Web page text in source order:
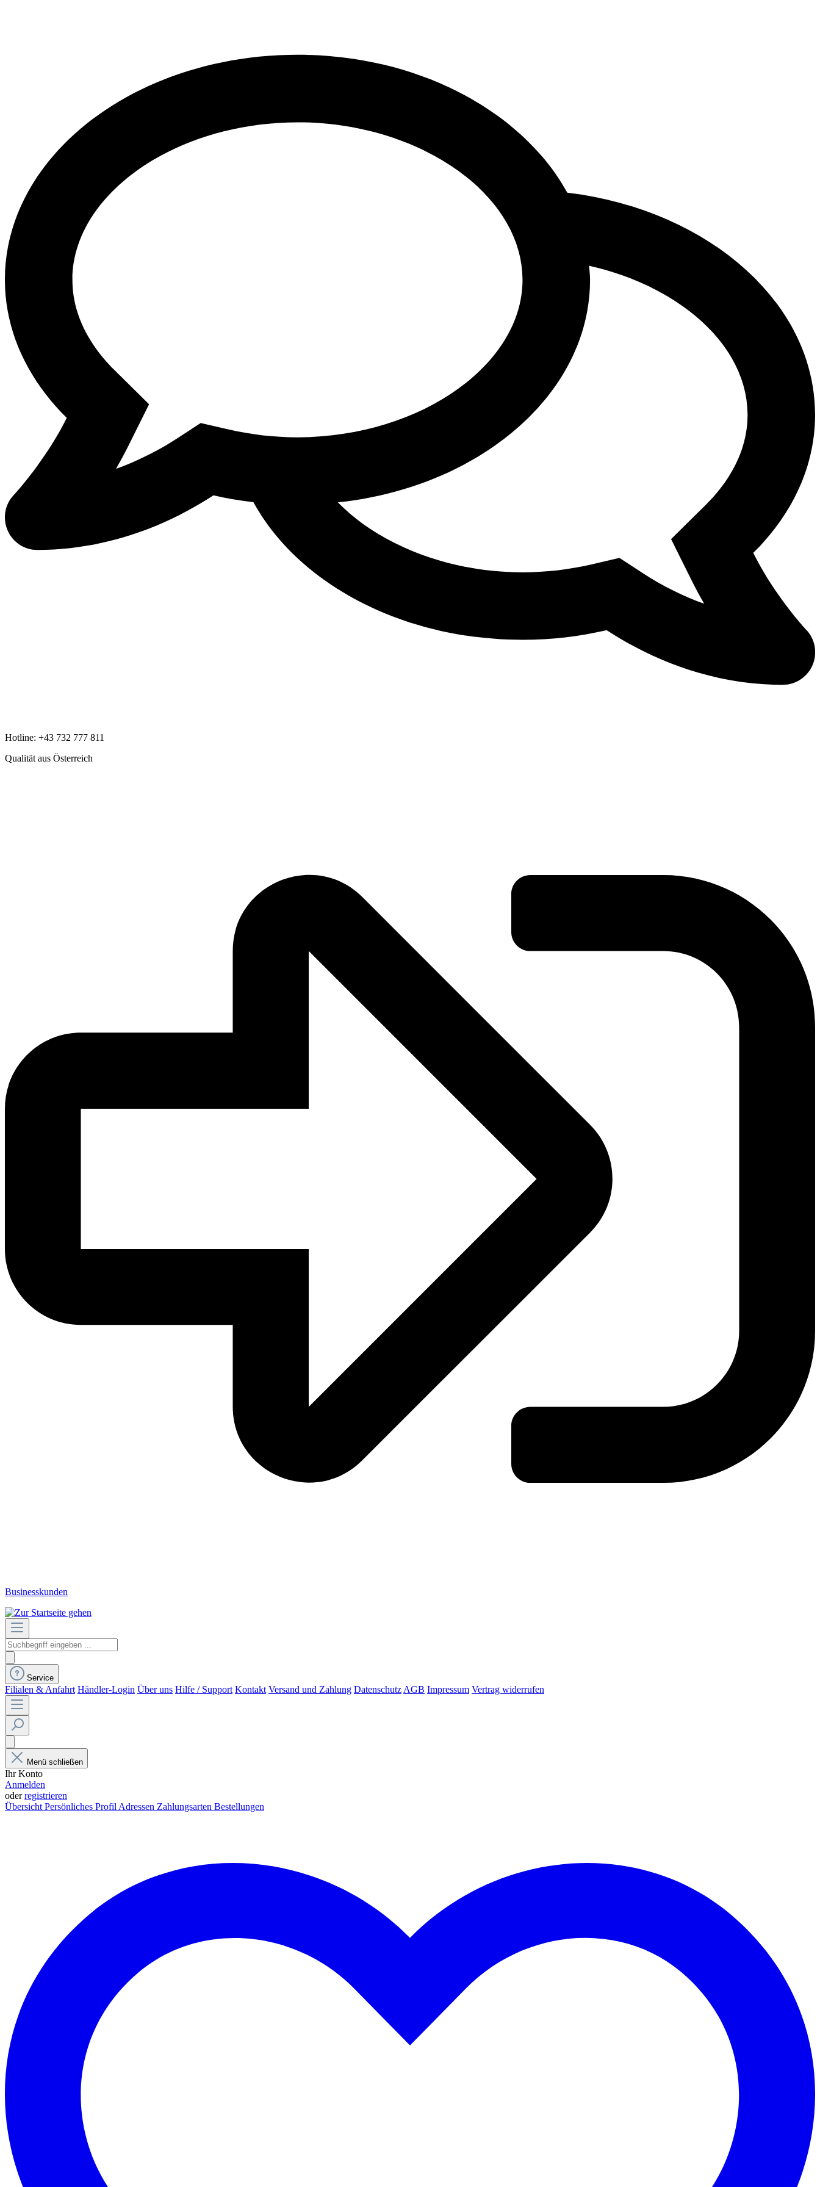
Hotline: +43 732 777 811
Qualität aus Österreich
Businesskunden
Service
Filialen & Anfahrt Händler-Login Über uns Hilfe / Support Kontakt Versand und Zahlung DatenschutzAGB Impressum Vertrag widerrufen
Menü schließen
Ihr Konto
Anmelden
oderregistrieren
ÜbersichtPersönliches ProfilAdressen Zahlungsarten Bestellungen